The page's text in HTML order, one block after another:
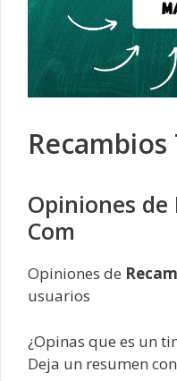
Opiniones de
Com
Opiniones de
usuarios
¿Opinas que es un
Deja un resumen